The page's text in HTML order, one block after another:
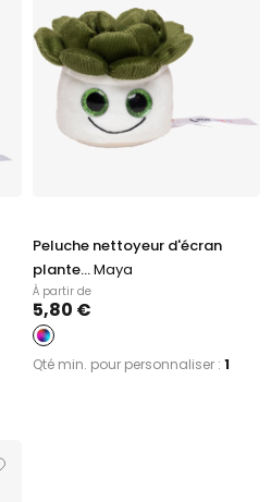
Peluche nettoyeur d'écran
plante...Maya
À partir de
5,80 €
Qté min. pour personnaliser : 1